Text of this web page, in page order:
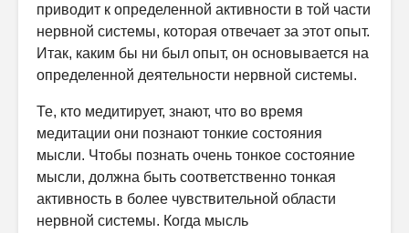
приводит к определенной активности в той части
нервной системы, которая отвечает за этот опыт.
Итак, каким бы ни был опыт, он основывается на
определенной деятельности нервной системы.
Те, кто медитирует, знают, что во время
медитации они познают тонкие состояния
мысли. Чтобы познать очень тонкое состояние
мысли, должна быть соответственно тонкая
активность в более чувствительной области
нервной системы. Когда мысль